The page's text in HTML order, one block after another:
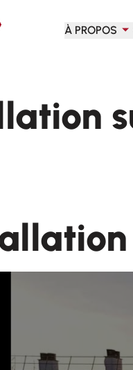
À PROPOS